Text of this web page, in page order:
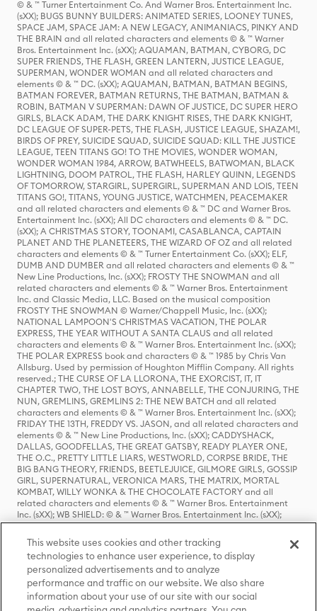
© & ™ Turner Entertainment Co. And Warner Bros. Entertainment Inc.
(sXX); BUGS BUNNY BUILDERS: ANIMATED SERIES, LOONEY TUNES,
SPACE JAM, SPACE JAM: A NEW LEGACY, ANIMANIACS, PINKY AND
THE BRAIN and all related characters and elements © & ™ Warner
Bros. Entertainment Inc. (sXX); AQUAMAN, BATMAN, CYBORG, DC
SUPER FRIENDS, THE FLASH, GREEN LANTERN, JUSTICE LEAGUE,
SUPERMAN, WONDER WOMAN and all related characters and
elements © & ™ DC. (sXX); AQUAMAN, BATMAN, BATMAN BEGINS,
BATMAN FOREVER, BATMAN RETURNS, THE BATMAN, BATMAN &
ROBIN, BATMAN V SUPERMAN: DAWN OF JUSTICE, DC SUPER HERO
GIRLS, BLACK ADAM, THE DARK KNIGHT RISES, THE DARK KNIGHT,
DC LEAGUE OF SUPER-PETS, THE FLASH, JUSTICE LEAGUE, SHAZAM!,
BIRDS OF PREY, SUICIDE SQUAD, SUICIDE SQUAD: KILL THE JUSTICE
LEAGUE, TEEN TITANS GO! TO THE MOVIES, WONDER WOMAN,
WONDER WOMAN 1984, ARROW, BATWHEELS, BATWOMAN, BLACK
LIGHTNING, DOOM PATROL, THE FLASH, HARLEY QUINN, LEGENDS
OF TOMORROW, STARGIRL, SUPERGIRL, SUPERMAN AND LOIS, TEEN
TITANS GO!, TITANS, YOUNG JUSTICE, WATCHMEN, PEACEMAKER
and all related characters and elements © & ™ DC and Warner Bros.
Entertainment Inc. (sXX); All DC characters and elements © & ™ DC.
(sXX); A CHRISTMAS STORY, TOONAMI, CASABLANCA, CAPTAIN
PLANET AND THE PLANETEERS, THE WIZARD OF OZ and all related
characters and elements © & ™ Turner Entertainment Co. (sXX); ELF,
DUMB AND DUMBER and all related characters and elements © & ™
New Line Productions, Inc. (sXX); FROSTY THE SNOWMAN and all
related characters and elements © & ™ Warner Bros. Entertainment
Inc. and Classic Media, LLC. Based on the musical composition
FROSTY THE SNOWMAN © Warner/Chappell Music, Inc. (sXX);
NATIONAL LAMPOON'S CHRISTMAS VACATION, THE POLAR
EXPRESS, THE YEAR WITHOUT A SANTA CLAUS and all related
characters and elements © & ™ Warner Bros. Entertainment Inc. (sXX);
THE POLAR EXPRESS book and characters © & ™ 1985 by Chris Van
Allsburg. Used by permission of Houghton Mifflin Company. All rights
reserved.; THE CURSE OF LA LLORONA, THE EXORCIST, IT, IT
CHAPTER TWO, THE LOST BOYS, ANNABELLE, THE CONJURING, THE
NUN, GREMLINS, GREMLINS 2: THE NEW BATCH and all related
characters and elements © & ™ Warner Bros. Entertainment Inc. (sXX);
FRIDAY THE 13TH, FREDDY VS. JASON, and all related characters and
elements © & ™ New Line Productions, Inc. (sXX); CADDYSHACK,
DALLAS, GOODFELLAS, THE GREAT GATSBY, READY PLAYER ONE,
THE O.C., PRETTY LITTLE LIARS, WESTWORLD, CORPSE BRIDE, THE
BIG BANG THEORY, FRIENDS, BEETLEJUICE, GILMORE GIRLS, GOSSIP
GIRL, SUPERNATURAL, VERONICA MARS, THE MATRIX, MORTAL
KOMBAT, WILLY WONKA & THE CHOCOLATE FACTORY and all
related characters and elements © & ™ Warner Bros. Entertainment
Inc. (sXX); WB SHIELD: © & ™ Warner Bros. Entertainment Inc. (sXX);
HOUSE OF THE DRAGON, GAME OF THRONES, and all related
characters and elements © & ™ Home Box Office, Inc. (sXX); CHILLING
ADVENTURES OF SABRINA, RIVERDALE © & ™ Warner Bros.
Entertainment Inc. Archie Comics and all related characters and
elements © & ™ Archie Comic Publications, Inc. Used with permission.
(sXX); SEINFELD and all related characters and elements © & ™ Castle
Rock Entertainment. (sXX); TED LASSO © & ™ Warner Bros.
Entertainment Inc. & Universal Television LLC (sXX); THE HOBBIT: AN
This website uses cookies and other tracking
technologies to enhance user experience, to display
personalized advertisements and to analyze
performance and traffic on our website. We also share
information about your use of our site with our social